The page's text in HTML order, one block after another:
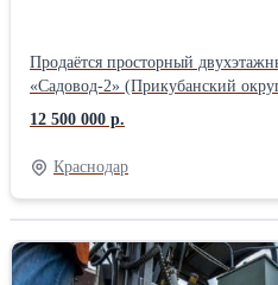
Продаётся просторный
«Садовод-2» (Прикубанский
33/1). Отличный вариант для
тишину и удобную
проживанию без
постройки, капитальный ремонт
кирпичные с утеплением, крыша
тепло зимой и комфортно летом.
функциональная: - на первом
12 500 000 р.
Краснодар